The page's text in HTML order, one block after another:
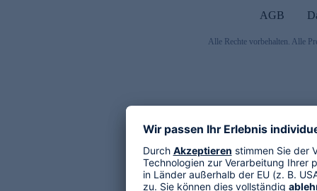
AGB
Alle Rechte vorbehalten. Alle